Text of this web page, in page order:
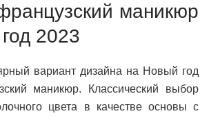
маникюр
2023
вариант дизайна на Новый год
маникюр. Классический выбор
цвета в качестве основы с